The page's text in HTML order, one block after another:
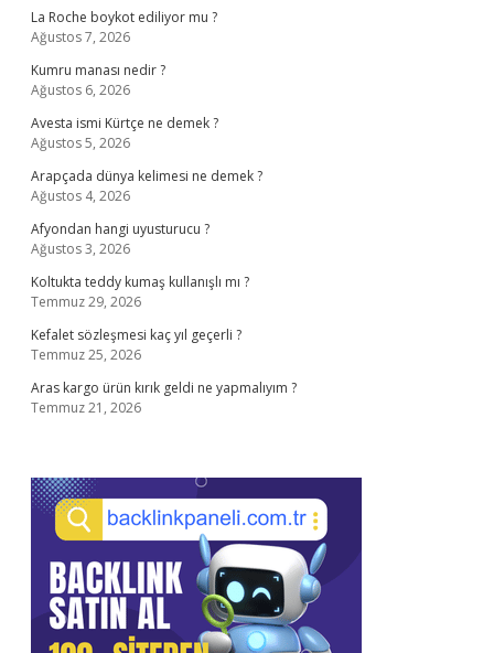
La Roche boykot ediliyor mu ?
Ağustos 7, 2026
Kumru manası nedir ?
Ağustos 6, 2026
Avesta ismi Kürtçe ne demek ?
Ağustos 5, 2026
Arapçada dünya kelimesi ne demek ?
Ağustos 4, 2026
Afyondan hangi uyusturucu ?
Ağustos 3, 2026
Koltukta teddy kumaş kullanışlı mı ?
Temmuz 29, 2026
Kefalet sözleşmesi kaç yıl geçerli ?
Temmuz 25, 2026
Aras kargo ürün kırık geldi ne yapmalıyım ?
Temmuz 21, 2026